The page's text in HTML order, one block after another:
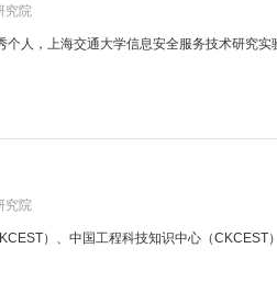
究院
个人，上海交通大学信息安全服务技术研究实
究院
）、中国工程科技知识中心（CKCEST